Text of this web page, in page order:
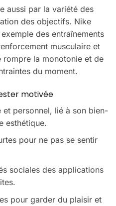
aussi par la variété des
des objectifs. Nike
des entraînements
musculaire et
la monotonie et de
du moment.
motivée
personnel, lié à son bien-
esthétique.
pour ne pas se sentir
sociales des applications
pour garder du plaisir et